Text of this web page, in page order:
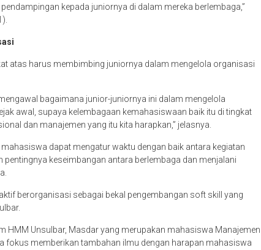
kepada juniornya di dalam mereka berlembaga,”
atas harus membimbing juniornya dalam mengelola organisasi
bagaimana junior-juniornya ini dalam mengelola
awal, supaya kelembagaan kemahasiswaan baik itu di tingkat
dan manajemen yang itu kita harapkan,” jelasnya.
dapat mengatur waktu dengan baik antara kegiatan
keseimbangan antara berlembaga dan menjalani
berorganisasi sebagai bekal pengembangan soft skill yang
HMM Unsulbar, Masdar yang merupakan mahasiswa Manajemen
fokus memberikan tambahan ilmu dengan harapan mahasiswa